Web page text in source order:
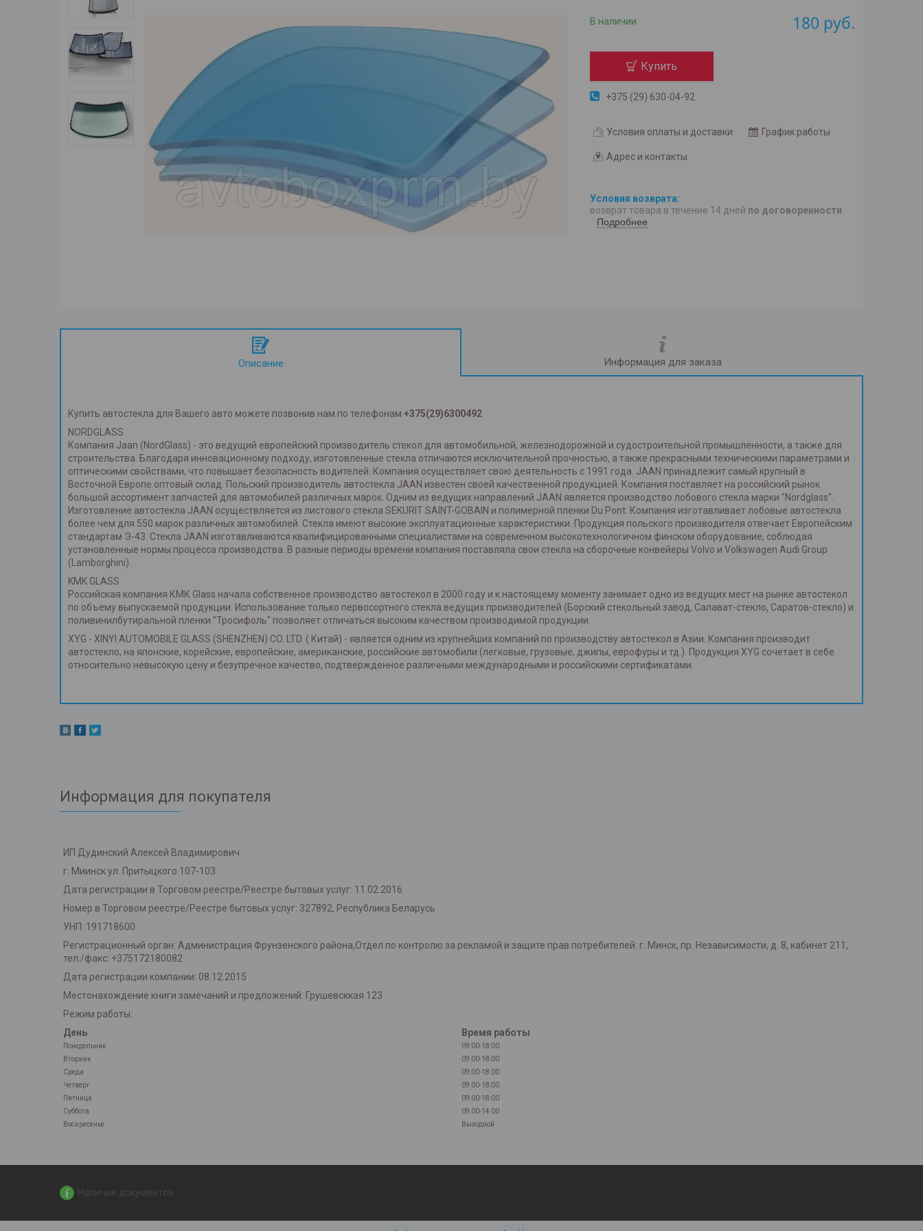
В наличии 180 руб.
Купить
+375 (29) 630-04-92
Условия оплаты и доставки График работы
Адрес и контакты
возврат товара в течение 14 дней по договоренности
Подробнее
Описание Информация для заказа
Купить автостекла для Вашего авто можете позвонив нам по телефонам +375(29)6300492
NORDGLASS
Компания Jaan (NordGlass) - это ведущий европейский производитель стекол для автомобильной, железнодорожной и судостроительной промышленности, а также для
строительства. Благодаря инновационному подходу, изготовленные стекла отличаются исключительной прочностью, а также прекрасными техническими параметрами и
оптическими свойствами, что повышает безопасность водителей. Компания осуществляет свою деятельность с 1991 года. JAAN принадлежит самый крупный в
Восточной Европе оптовый склад. Польский производитель автостекла JAAN известен своей качественной продукцией. Компания поставляет на российский рынок
большой ассортимент запчастей для автомобилей различных марок. Одним из ведущих направлений JAAN является производство лобового стекла марки "Nordglass".
Изготовление автостекла JAAN осуществляется из листового стекла SEKURIT SAINT-GOBAIN и полимерной пленки Du Pont. Компания изготавливает лобовые автостекла
более чем для 550 марок различных автомобилей. Стекла имеют высокие эксплуатационные характеристики. Продукция польского производителя отвечает Европейским
стандартам Э-43. Стекла JAAN изготавливаются квалифицированными специалистами на современном высокотехнологичном финском оборудование, соблюдая
установленные нормы процесса производства. В разные периоды времени компания поставляла свои стекла на сборочные конвейеры Volvo и Volkswagen Audi Group
(Lamborghini).
KMK GLASS
Российская компания КМК Glass начала собственное производство автостекол в 2000 году и к настоящему моменту занимает одно из ведущих мест на рынке автостекол
по объему выпускаемой продукции. Использование только первосортного стекла ведущих производителей (Борский стекольный завод, Салават-стекло, Саратов-стекло) и
поливинилбутиральной пленки "Тросифоль" позволяет отличаться высоким качеством производимой продукции.
XYG - XINYI AUTOMOBILE GLASS (SHENZHEN) CO. LTD. ( Китай) - является одним из крупнейших компаний по производству автостекол в Азии. Компания производит
автостекло, на японские, корейские, европейские, американские, российские автомобили (легковые, грузовые, джипы, еврофуры и тд.). Продукция XYG сочетает в себе
относительно невысокую цену и безупречное качество, подтвержденное различными международными и российскими сертификатами.
Информация для покупателя
ИП Дудинский Алексей Владимирович
г. Миинск ул. Притыцкого 107-103
Дата регистрации в Торговом реестре/Реестре бытовых услуг: 11.02.2016
Номер в Торговом реестре/Реестре бытовых услуг: 327892, Республика Беларусь
УНП: 191718600
Регистрационный орган: Администрация Фрунзенского района,Отдел по контролю за рекламой и защите прав потребителей: г. Минск, пр. Независимости, д. 8, кабинет 211,
тел./факс: +375172180082
Дата регистрации компании: 08.12.2015
Местонахождение книги замечаний и предложений: Грушевсккая 123
Режим работы:
День
Время работы
Понедельник
09:00-18:00
Вторник
09:00-18:00
Среда
09:00-18:00
Четверг
09:00-18:00
Пятница
09:00-18:00
Суббота
09:00-14:00
Воскресенье
Выходной
Наличие документов